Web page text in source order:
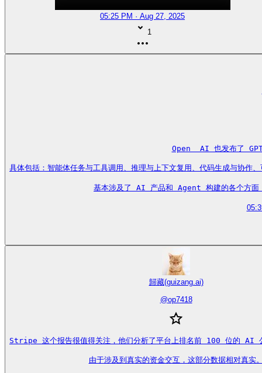
05:25 PM · Aug 27, 2025
1
Open  AI 也发布了
具体包括：智能体任务与工具调用、推理与上下文复用、代码生成与协
基本涉及了 AI 产品和 Agent 构建的各个方
歸藏(guizang.ai)
@op7418
Stripe 这个报告很值得关注，他们分析了平台上排名前 100 位的 AI
由于涉及到真实的资金交互，这部分数据相对真实